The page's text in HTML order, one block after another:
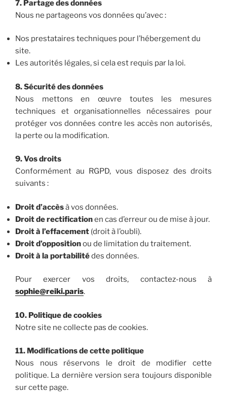
7. Partage des données
Nous ne partageons vos données qu’avec :
Nos prestataires techniques pour l’hébergement du
site.
Les autorités légales, si cela est requis par la loi.
8. Sécurité des données
Nous mettons en œuvre toutes les mesures
techniques et organisationnelles nécessaires pour
protéger vos données contre les accès non autorisés,
la perte ou la modification.
9. Vos droits
Conformément au RGPD, vous disposez des droits
suivants :
Droit d’accèsà vos données.
Droit de rectificationen cas d’erreur ou de mise à jour.
Droit à l’effacement (droit à l’oubli).
Droit d’oppositionou de limitation du traitement.
Droit à la portabilitédes données.
Pour exercer vos droits, contactez-nous à
sophie@reiki.paris.
10. Politique de cookies
Notre site ne collecte pas de cookies.
11. Modifications de cette politique
Nous nous réservons le droit de modifier cette
politique. La dernière version sera toujours disponible
sur cette page.